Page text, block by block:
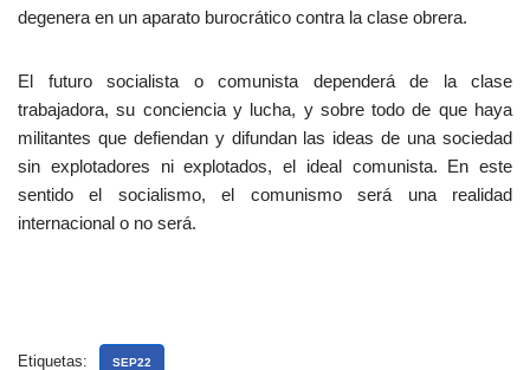
degenera en un aparato burocrático contra la clase obrera.
El futuro socialista o comunista dependerá de la clase
trabajadora, su conciencia y lucha, y sobre todo de que haya
militantes que defiendan y difundan las ideas de una sociedad
sin explotadores ni explotados, el ideal comunista. En este
sentido el socialismo, el comunismo será una realidad
internacional o no será.
Etiquetas: SEP22